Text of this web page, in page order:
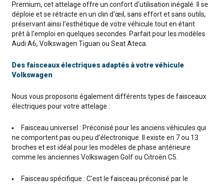
Premium, cet attelage offre un confort d'utilisation inégalé. Il se
déploie et se rétracte en un clin d'œil, sans effort et sans outils,
préservant ainsi l'esthétique de votre véhicule tout en étant
prêt à l'emploi en quelques secondes. Parfait pour les modèles
Audi A6, Volkswagen Tiguan ou Seat Ateca.
Des faisceaux électriques adaptés à votre véhicule
Volkswagen
Nous vous proposons également différents types de faisceaux
électriques pour votre attelage :
Faisceau universel : Préconisé pour les anciens véhicules qui
ne comportent pas ou peu d'électronique. Il existe en 7 ou 13
broches et est idéal pour les modèles de phase antérieure
comme les anciennes Volkswagen Golf ou Citroën C5.
Faisceau spécifique : C'est le faisceau préconisé par le